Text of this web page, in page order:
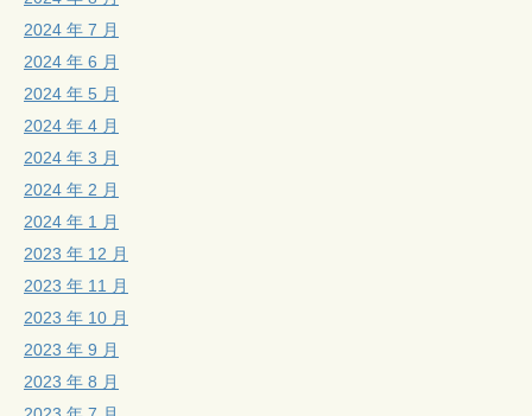
2024 年 7 月
2024 年 6 月
2024 年 5 月
2024 年 4 月
2024 年 3 月
2024 年 2 月
2024 年 1 月
2023 年 12 月
2023 年 11 月
2023 年 10 月
2023 年 9 月
2023 年 8 月